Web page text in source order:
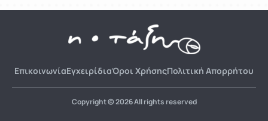
ΕπικοινωνίαΕγχειρίδιαΌροι ΧρήσηςΠολιτική Απορρήτου
Copyright © 2026 All rights reserved